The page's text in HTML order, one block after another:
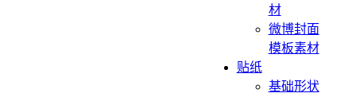
材
微博封面
模板素材
贴纸
基础形状